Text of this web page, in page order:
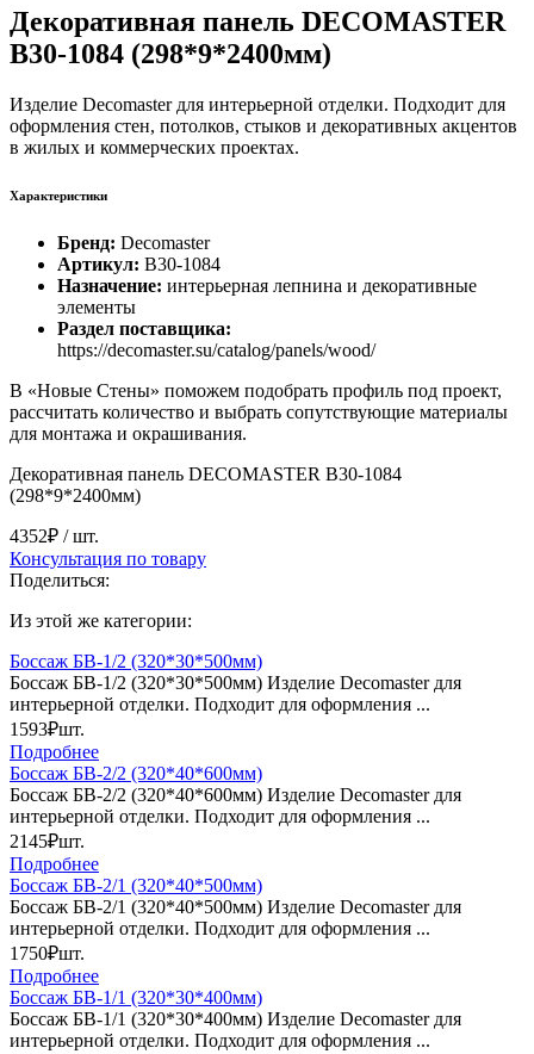
Декоративная панель DECOMASTER
B30-1084 (298*9*2400мм)
Изделие Decomaster для интерьерной отделки. Подходит для
оформления стен, потолков, стыков и декоративных акцентов
в жилых и коммерческих проектах.
Характеристики
Бренд: Decomaster
Артикул: B30-1084
Назначение: интерьерная лепнина и декоративные
элементы
Раздел поставщика:
https://decomaster.su/catalog/panels/wood/
В «Новые Стены» поможем подобрать профиль под проект,
рассчитать количество и выбрать сопутствующие материалы
для монтажа и окрашивания.
Декоративная панель DECOMASTER B30-1084
(298*9*2400мм)
4352₽ / шт.
Консультация по товару
Поделиться:
Из этой же категории:
Боссаж БВ-1/2 (320*30*500мм)
Боссаж БВ-1/2 (320*30*500мм) Изделие Decomaster для
интерьерной отделки. Подходит для оформления ...
1593₽шт.
Подробнее
Боссаж БВ-2/2 (320*40*600мм)
Боссаж БВ-2/2 (320*40*600мм) Изделие Decomaster для
интерьерной отделки. Подходит для оформления ...
2145₽шт.
Подробнее
Боссаж БВ-2/1 (320*40*500мм)
Боссаж БВ-2/1 (320*40*500мм) Изделие Decomaster для
интерьерной отделки. Подходит для оформления ...
1750₽шт.
Подробнее
Боссаж БВ-1/1 (320*30*400мм)
Боссаж БВ-1/1 (320*30*400мм) Изделие Decomaster для
интерьерной отделки. Подходит для оформления ...